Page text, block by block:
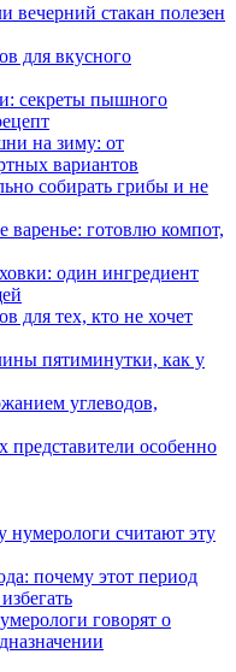
вечерний стакан полезен
для вкусного
секреты пышного
на зиму: от
вариантов
собирать грибы и не
варенье: готовлю компот,
один ингредиент
для тех, кто не хочет
пятиминутки, как у
углеводов,
особенно
считают эту
почему этот период
говорят о